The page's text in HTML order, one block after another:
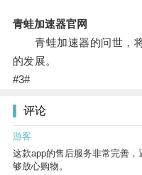
青蛙加速器官网
青蛙加速器的问世，将
的发展。
#3#
评论
游客
这款app的售后服务非常完善
够放心购物。